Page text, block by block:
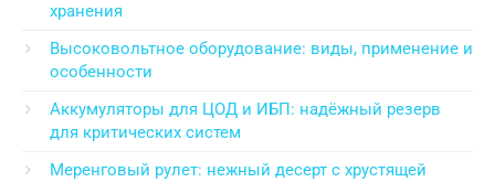
хранения
Высоковольтное оборудование: виды, применение и
особенности
Аккумуляторы для ЦОД и ИБП: надёжный резерв
для критических систем
Меренговый рулет: нежный десерт с хрустящей